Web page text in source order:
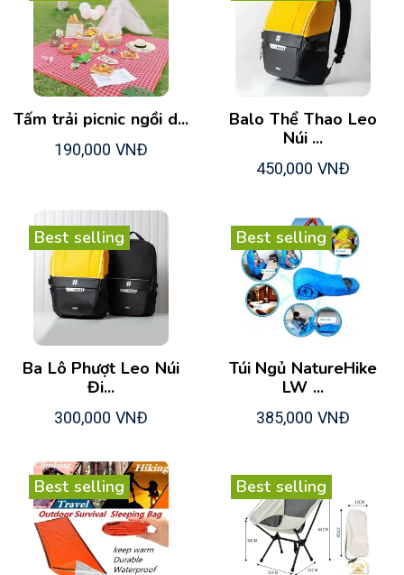
Tấm trải picnic ngồi d...
190,000 VNĐ
Balo Thể Thao Leo
Núi ...
450,000 VNĐ
Best selling
Ba Lô Phượt Leo Núi
Đi...
300,000 VNĐ
Best selling
Túi Ngủ NatureHike
LW ...
385,000 VNĐ
Best selling Best selling